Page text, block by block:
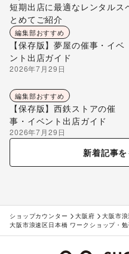
短期出店に最適なレンタルス
とめてご紹介
編集部おすすめ
【保存版】夢屋の催事・イベ
ント出店ガイド
2026年7月29日
編集部おすすめ
【保存版】西鉄ストアの催
事・イベント出店ガイド
2026年7月29日
新着記事
ショップカウンター 大阪府
大阪市
大阪市浪速区日本橋 ワークショップ・